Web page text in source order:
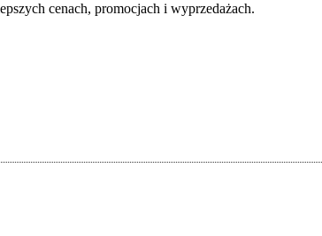
cenach, promocjach i wyprzedażach.